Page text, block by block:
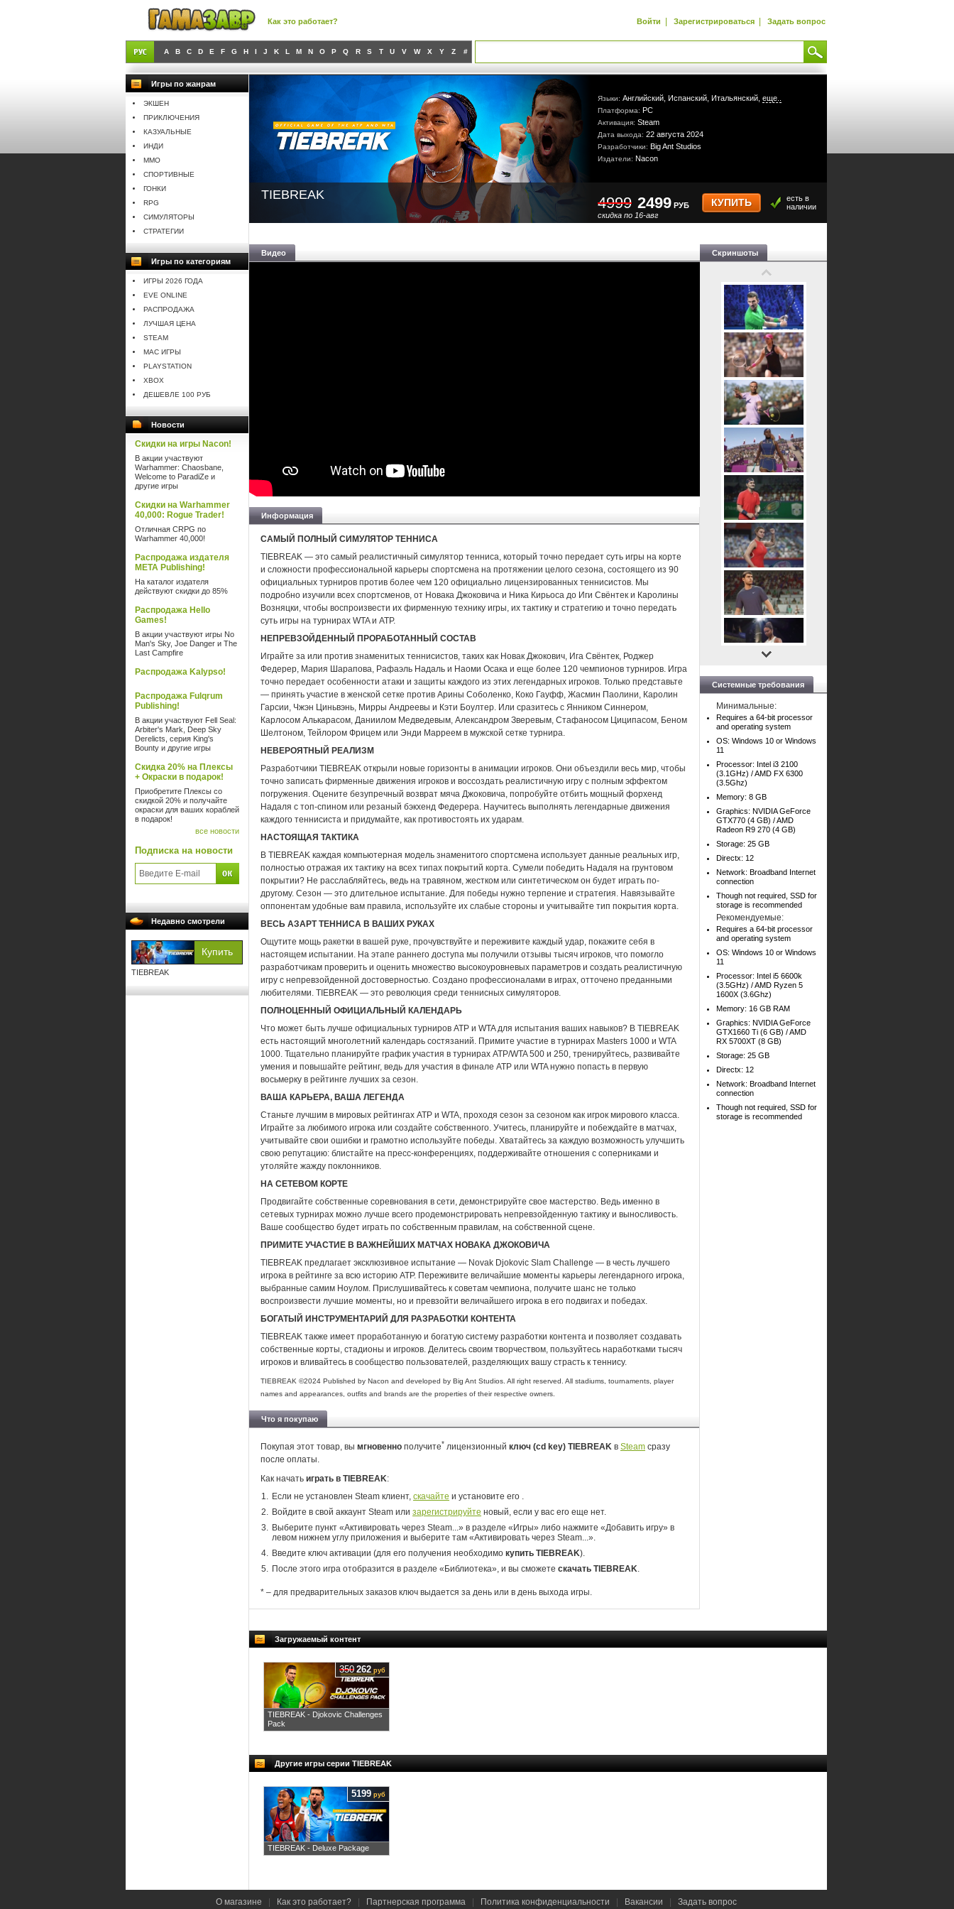
Как это работает? Войти | Зарегистрироваться | Задать вопрос
A B C D E F G H I J K L M N O P Q R S T U V W X Y Z #
Игры по жанрам
ЭКШЕН
ПРИКЛЮЧЕНИЯ
КАЗУАЛЬНЫЕ
ИНДИ
MMO
СПОРТИВНЫЕ
ГОНКИ
RPG
СИМУЛЯТОРЫ
СТРАТЕГИИ
Игры по категориям
ИГРЫ 2026 ГОДА
EVE ONLINE
РАСПРОДАЖА
ЛУЧШАЯ ЦЕНА
STEAM
MAC ИГРЫ
PLAYSTATION
XBOX
ДЕШЕВЛЕ 100 РУБ
Новости
Скидки на игры Nacon!
В акции участвуют
Warhammer: Chaosbane,
Welcome to ParadiZe и
другие игры
Скидки на Warhammer
40,000: Rogue Trader!
Отличная CRPG по
Warhammer 40,000!
Распродажа издателя
META Publishing!
На каталог издателя
действуют скидки до 85%
Распродажа Hello
Games!
В акции участвуют игры No
Man's Sky, Joe Danger и The
Last Campfire
Распродажа Kalypso!
Распродажа Fulqrum
Publishing!
В акции участвуют Fell Seal:
Arbiter's Mark, Deep Sky
Derelicts, серия King's
Bounty и другие игры
Скидка 20% на Плексы
+ Окраски в подарок!
Приобретите Плексы со
скидкой 20% и получайте
окраски для ваших кораблей
в подарок!
все новости
Подписка на новости
Недавно смотрели
TIEBREAK
Языки: Английский, Испанский, Итальянский, еще..
Платформа: PC
Активация: Steam
Дата выхода: 22 августа 2024
Разработчики: Big Ant Studios
Издатели: Nacon
TIEBREAK 4999
скидка по 16-авг
2499 РУБ КУПИТЬ
есть в
наличии
Видео
Информация
САМЫЙ ПОЛНЫЙ СИМУЛЯТОР ТЕННИСА
TIEBREAK — это самый реалистичный симулятор тенниса, который точно передает суть игры на корте
и сложности профессиональной карьеры спортсмена на протяжении целого сезона, состоящего из 90
официальных турниров против более чем 120 официально лицензированных теннисистов. Мы
подробно изучили всех спортсменов, от Новака Джоковича и Ника Кирьоса до Иги Свёнтек и Каролины
Возняцки, чтобы воспроизвести их фирменную технику игры, их тактику и стратегию и точно передать
суть игры на турнирах WTA и ATP.
НЕПРЕВЗОЙДЕННЫЙ ПРОРАБОТАННЫЙ СОСТАВ
Играйте за или против знаменитых теннисистов, таких как Новак Джокович, Ига Свёнтек, Роджер
Федерер, Мария Шарапова, Рафаэль Надаль и Наоми Осака и еще более 120 чемпионов турниров. Игра
точно передает особенности атаки и защиты каждого из этих легендарных игроков. Только представьте
— принять участие в женской сетке против Арины Соболенко, Коко Гауфф, Жасмин Паолини, Каролин
Гарсии, Чжэн Циньвэнь, Мирры Андреевы и Кэти Боултер. Или сразитесь с Янником Синнером,
Карлосом Алькарасом, Даниилом Медведевым, Александром Зверевым, Стафаносом Циципасом, Беном
Шелтоном, Тейлором Фрицем или Энди Марреем в мужской сетке турнира.
НЕВЕРОЯТНЫЙ РЕАЛИЗМ
Разработчики TIEBREAK открыли новые горизонты в анимации игроков. Они объездили весь мир, чтобы
точно записать фирменные движения игроков и воссоздать реалистичную игру с полным эффектом
погружения. Оцените безупречный возврат мяча Джоковича, попробуйте отбить мощный форхенд
Надаля с топ-спином или резаный бэкхенд Федерера. Научитесь выполнять легендарные движения
каждого теннисиста и придумайте, как противостоять их ударам.
НАСТОЯЩАЯ ТАКТИКА
В TIEBREAK каждая компьютерная модель знаменитого спортсмена использует данные реальных игр,
полностью отражая их тактику на всех типах покрытий корта. Сумели победить Надаля на грунтовом
покрытии? Не расслабляйтесь, ведь на травяном, жестком или синтетическом он будет играть по-
другому. Сезон — это длительное испытание. Для победы нужно терпение и стратегия. Навязывайте
оппонентам удобные вам правила, используйте их слабые стороны и учитывайте тип покрытия корта.
ВЕСЬ АЗАРТ ТЕННИСА В ВАШИХ РУКАХ
Ощутите мощь ракетки в вашей руке, прочувствуйте и переживите каждый удар, покажите себя в
настоящем испытании. На этапе раннего доступа мы получили отзывы тысяч игроков, что помогло
разработчикам проверить и оценить множество высокоуровневых параметров и создать реалистичную
игру с непревзойденной достоверностью. Создано профессионалами в играх, отточено преданными
любителями. TIEBREAK — это революция среди теннисных симуляторов.
ПОЛНОЦЕННЫЙ ОФИЦИАЛЬНЫЙ КАЛЕНДАРЬ
Что может быть лучше официальных турниров ATP и WTA для испытания ваших навыков? В TIEBREAK
есть настоящий многолетний календарь состязаний. Примите участие в турнирах Masters 1000 и WTA
1000. Тщательно планируйте график участия в турнирах ATP/WTA 500 и 250, тренируйтесь, развивайте
умения и повышайте рейтинг, ведь для участия в финале ATP или WTA нужно попасть в первую
восьмерку в рейтинге лучших за сезон.
ВАША КАРЬЕРА, ВАША ЛЕГЕНДА
Станьте лучшим в мировых рейтингах ATP и WTA, проходя сезон за сезоном как игрок мирового класса.
Играйте за любимого игрока или создайте собственного. Учитесь, планируйте и побеждайте в матчах,
учитывайте свои ошибки и грамотно используйте победы. Хватайтесь за каждую возможность улучшить
свою репутацию: блистайте на пресс-конференциях, поддерживайте отношения с соперниками и
утоляйте жажду поклонников.
НА СЕТЕВОМ КОРТЕ
Продвигайте собственные соревнования в сети, демонстрируйте свое мастерство. Ведь именно в
сетевых турнирах можно лучше всего продемонстрировать непревзойденную тактику и выносливость.
Ваше сообщество будет играть по собственным правилам, на собственной сцене.
ПРИМИТЕ УЧАСТИЕ В ВАЖНЕЙШИХ МАТЧАХ НОВАКА ДЖОКОВИЧА
TIEBREAK предлагает эксклюзивное испытание — Novak Djokovic Slam Challenge — в честь лучшего
игрока в рейтинге за всю историю ATP. Переживите величайшие моменты карьеры легендарного игрока,
выбранные самим Ноулом. Прислушивайтесь к советам чемпиона, получите шанс не только
воспроизвести лучшие моменты, но и превзойти величайшего игрока в его подвигах и победах.
БОГАТЫЙ ИНСТРУМЕНТАРИЙ ДЛЯ РАЗРАБОТКИ КОНТЕНТА
TIEBREAK также имеет проработанную и богатую систему разработки контента и позволяет создавать
собственные корты, стадионы и игроков. Делитесь своим творчеством, пользуйтесь наработками тысяч
игроков и вливайтесь в сообщество пользователей, разделяющих вашу страсть к теннису.
TIEBREAK ©2024 Published by Nacon and developed by Big Ant Studios. All right reserved. All stadiums, tournaments, player
names and appearances, outfits and brands are the properties of their respective owners.
Что я покупаю
Покупая этот товар, вы мгновенно получите* лицензионный ключ (cd key) TIEBREAK в Steam сразу
после оплаты.
Как начать играть в TIEBREAK:
Если не установлен Steam клиент, скачайте и установите его .
Войдите в свой аккаунт Steam или зарегистрируйте новый, если у вас его еще нет.
Выберите пункт «Активировать через Steam...» в разделе «Игры» либо нажмите «Добавить игру» в
левом нижнем углу приложения и выберите там «Активировать через Steam...».
Введите ключ активации (для его получения необходимо купить TIEBREAK).
После этого игра отобразится в разделе «Библиотека», и вы сможете скачать TIEBREAK.
* – для предварительных заказов ключ выдается за день или в день выхода игры.
Скриншоты
Системные требования
Минимальные:
Requires a 64-bit processor
and operating system
OS: Windows 10 or Windows
11
Processor: Intel i3 2100
(3.1GHz) / AMD FX 6300
(3.5Ghz)
Memory: 8 GB
Graphics: NVIDIA GeForce
GTX770 (4 GB) / AMD
Radeon R9 270 (4 GB)
Storage: 25 GB
Directx: 12
Network: Broadband Internet
connection
Though not required, SSD for
storage is recommended
Рекомендуемые:
Requires a 64-bit processor
and operating system
OS: Windows 10 or Windows
11
Processor: Intel i5 6600k
(3.5GHz) / AMD Ryzen 5
1600X (3.6Ghz)
Memory: 16 GB RAM
Graphics: NVIDIA GeForce
GTX1660 Ti (6 GB) / AMD
RX 5700XT (8 GB)
Storage: 25 GB
Directx: 12
Network: Broadband Internet
connection
Though not required, SSD for
storage is recommended
Загружаемый контент
TIEBREAK - Djokovic Challenges
Pack
350 262 руб
Другие игры серии TIEBREAK
TIEBREAK - Deluxe Package
5199 руб
О магазине Как это работает? Партнерская программа Политика конфиденциальности Вакансии Задать вопрос